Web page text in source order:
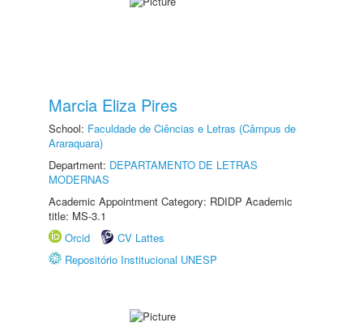
Marcia Eliza Pires
School: Faculdade de Ciências e Letras (Câmpus de
Araraquara)
Department: DEPARTAMENTO DE LETRAS
MODERNAS
Academic Appointment Category: RDIDP Academic
title: MS-3.1
Orcid
CV Lattes
Repositório Institucional UNESP